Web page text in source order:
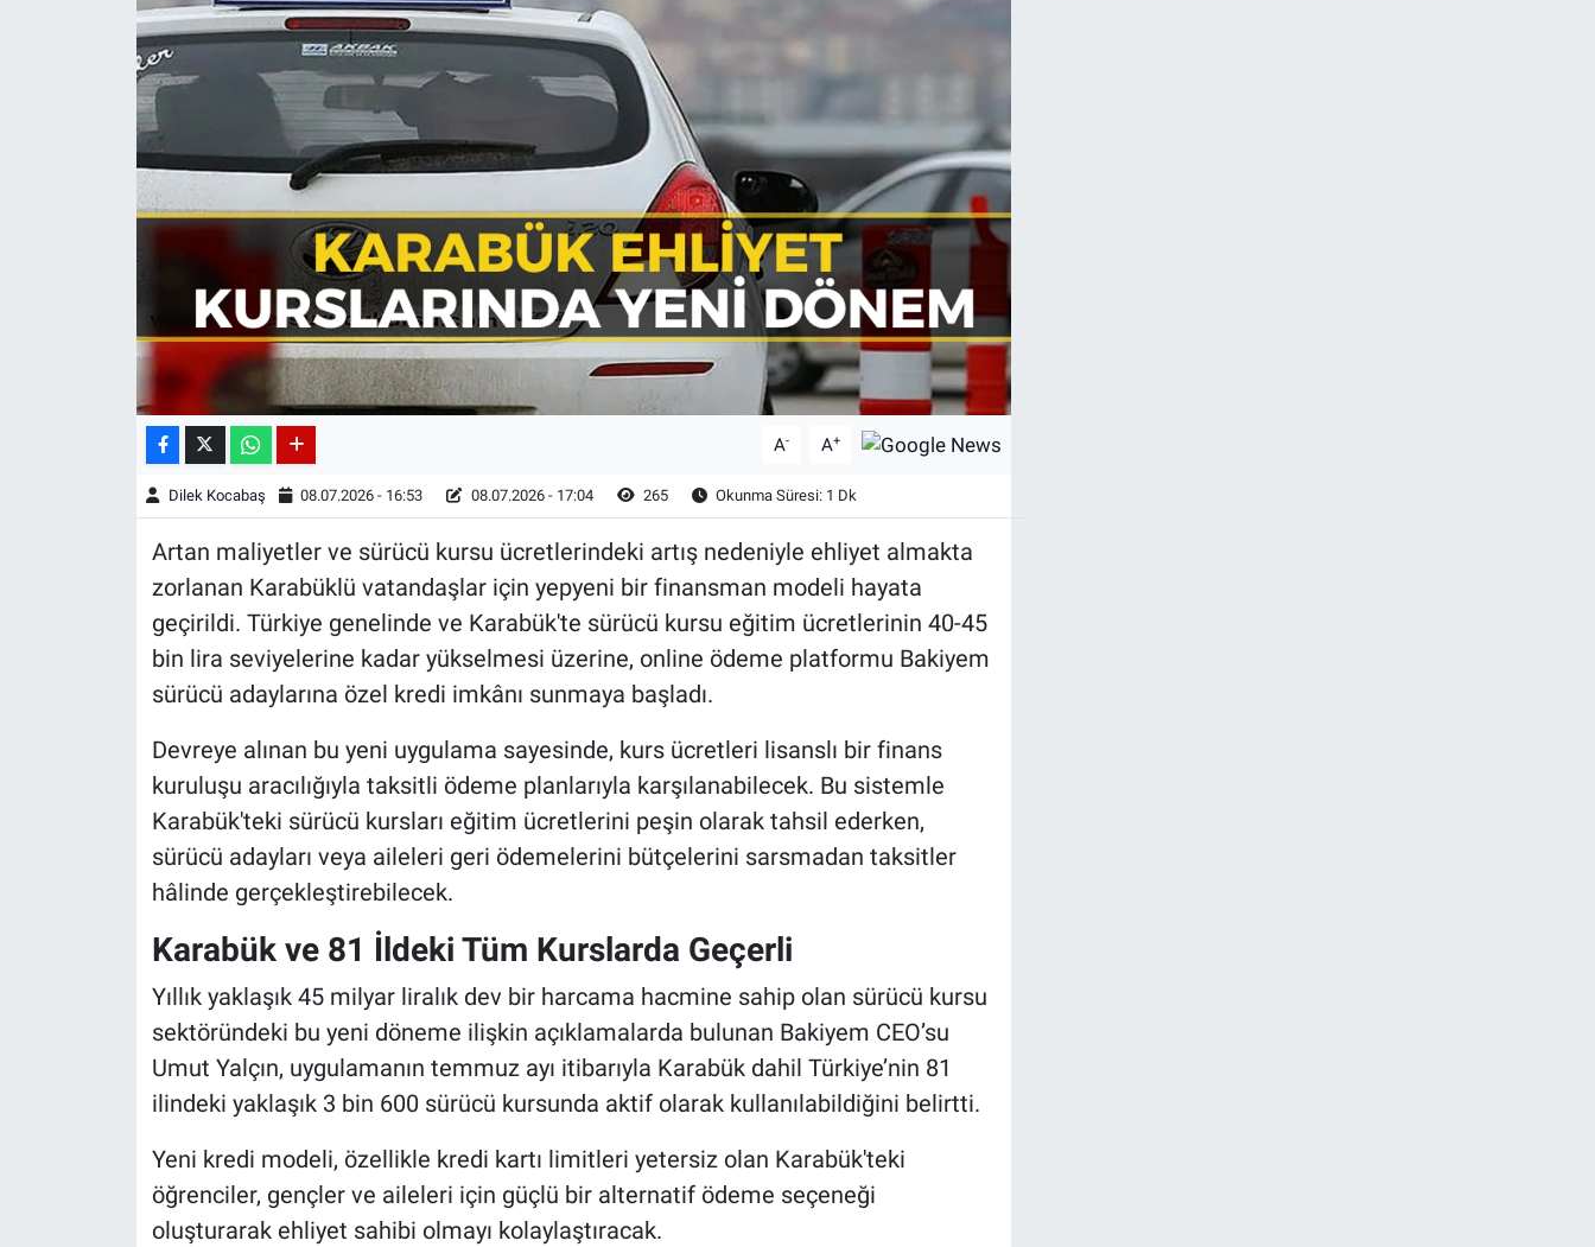
A- A+
Dilek Kocabaş 08.07.2026 - 16:53 08.07.2026 - 17:04 265 Okunma Süresi: 1 Dk
Artan maliyetler ve sürücü kursu ücretlerindeki artış nedeniyle ehliyet almakta
zorlanan Karabüklü vatandaşlar için yepyeni bir finansman modeli hayata
geçirildi. Türkiye genelinde ve Karabük'te sürücü kursu eğitim ücretlerinin 40-45
bin lira seviyelerine kadar yükselmesi üzerine, online ödeme platformu Bakiyem
sürücü adaylarına özel kredi imkânı sunmaya başladı.
Devreye alınan bu yeni uygulama sayesinde, kurs ücretleri lisanslı bir finans
kuruluşu aracılığıyla taksitli ödeme planlarıyla karşılanabilecek. Bu sistemle
Karabük'teki sürücü kursları eğitim ücretlerini peşin olarak tahsil ederken,
sürücü adayları veya aileleri geri ödemelerini bütçelerini sarsmadan taksitler
hâlinde gerçekleştirebilecek.
Karabük ve 81 İldeki Tüm Kurslarda Geçerli
Yıllık yaklaşık 45 milyar liralık dev bir harcama hacmine sahip olan sürücü kursu
sektöründeki bu yeni döneme ilişkin açıklamalarda bulunan Bakiyem CEO’su
Umut Yalçın, uygulamanın temmuz ayı itibarıyla Karabük dahil Türkiye’nin 81
ilindeki yaklaşık 3 bin 600 sürücü kursunda aktif olarak kullanılabildiğini belirtti.
Yeni kredi modeli, özellikle kredi kartı limitleri yetersiz olan Karabük'teki
öğrenciler, gençler ve aileleri için güçlü bir alternatif ödeme seçeneği
oluşturarak ehliyet sahibi olmayı kolaylaştıracak.